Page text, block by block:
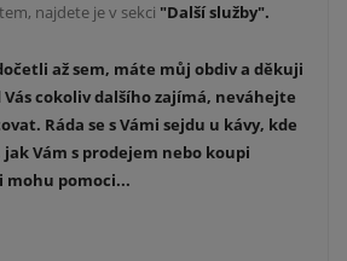
najdete je v sekci "Další služby".
až sem, máte můj obdiv a děkuji
Vás cokoliv dalšího zajímá, neváhejte
Ráda se s Vámi sejdu u kávy, kde
Vám s prodejem nebo koupi
mohu pomoci...